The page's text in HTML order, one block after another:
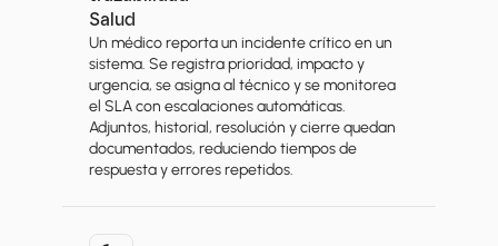
Salud
Un médico reporta un incidente crítico en un
sistema. Se registra prioridad, impacto y
urgencia, se asigna al técnico y se monitorea
el SLA con escalaciones automáticas.
Adjuntos, historial, resolución y cierre quedan
documentados, reduciendo tiempos de
respuesta y errores repetidos.